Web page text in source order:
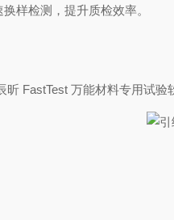
样检测，提升质检效率。
FastTest 万能材料专用试